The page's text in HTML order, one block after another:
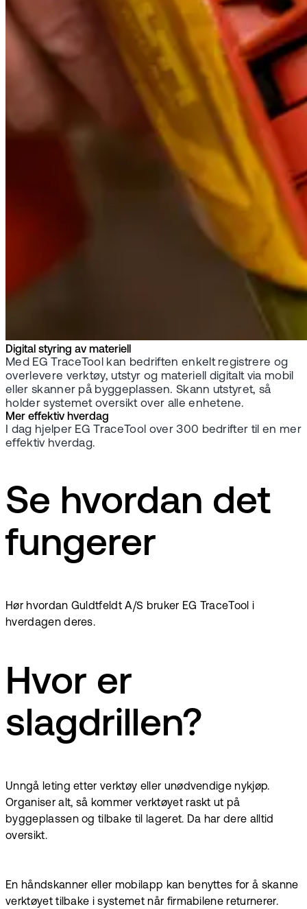
Digital styring av materiell
Med EG TraceTool kan bedriften enkelt registrere og
overlevere verktøy, utstyr og materiell digitalt via mobil
eller skanner på byggeplassen. Skann utstyret, så
holder systemet oversikt over alle enhetene.
Mer effektiv hverdag
I dag hjelper EG TraceTool over 300 bedrifter til en mer
effektiv hverdag.
Se hvordan det
fungerer
Hør hvordan Guldtfeldt A/S bruker EG TraceTool i
hverdagen deres.
Hvor er
slagdrillen?
Unngå leting etter verktøy eller unødvendige nykjøp.
Organiser alt, så kommer verktøyet raskt ut på
byggeplassen og tilbake til lageret. Da har dere alltid
oversikt.
En håndskanner eller mobilapp kan benyttes for å skanne
verktøyet tilbake i systemet når firmabilene returnerer.